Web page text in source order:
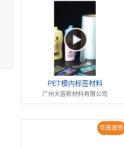
PET模内标签材料
广州大容新材料有限公司
华南首秀